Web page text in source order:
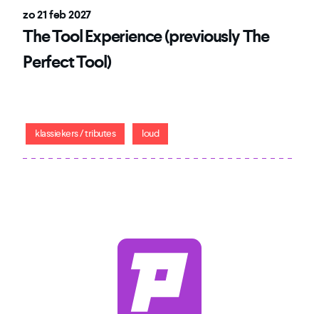
zo 21 feb 2027
The Tool Experience (previously The
Perfect Tool)
klassiekers / tributes loud